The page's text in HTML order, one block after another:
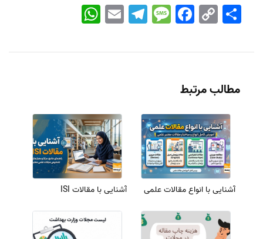
WhatsApp EmailTelegramMessageFacebook Copy
Link
اشتراک
مطالب مرتبط
آشنایی با انواع مقالات علمی آشنایی با مقالات ISI